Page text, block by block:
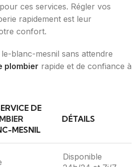
ces services. Régler vos
rapidement est leur
confort.
blanc-mesnil sans attendre
plombier rapide et de confiance à
DE
MESNIL
DÉTAILS
Disponible